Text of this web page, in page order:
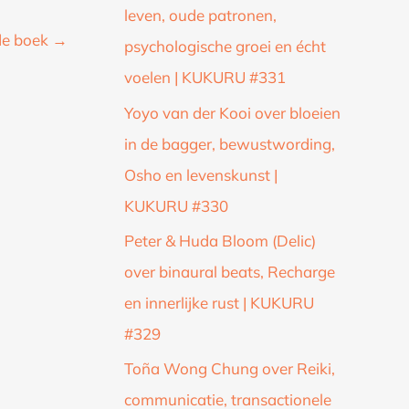
boek →
leven, oude patronen,
psychologische groei en écht
voelen | KUKURU #331
Yoyo van der Kooi over bloeien
in de bagger, bewustwording,
Osho en levenskunst |
KUKURU #330
Peter & Huda Bloom (Delic)
over binaural beats, Recharge
en innerlijke rust | KUKURU
#329
Toña Wong Chung over Reiki,
communicatie, transactionele